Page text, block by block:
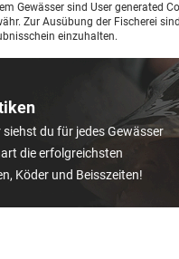
siehst du für jedes Gewässer
die erfolgreichsten
Köder und Beisszeiten!
Gewässer sind User generated
Zur Ausübung der Fischerei
einzuhalten.